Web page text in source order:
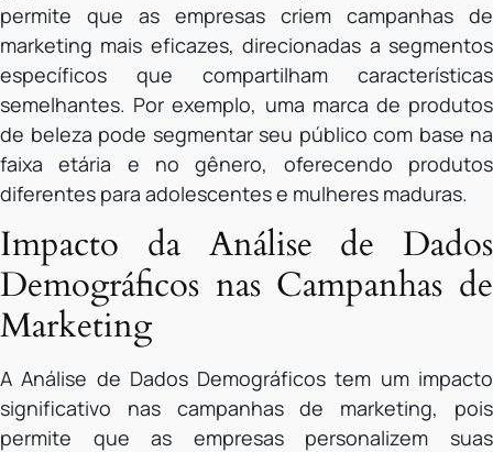
permite que as empresas criem campanhas de
marketing mais eficazes, direcionadas a segmentos
específicos que compartilham características
semelhantes. Por exemplo, uma marca de produtos
de beleza pode segmentar seu público com base na
faixa etária e no gênero, oferecendo produtos
diferentes para adolescentes e mulheres maduras.
Impacto da Análise de Dados
Demográficos nas Campanhas de
Marketing
A Análise de Dados Demográficos tem um impacto
significativo nas campanhas de marketing, pois
permite que as empresas personalizem suas